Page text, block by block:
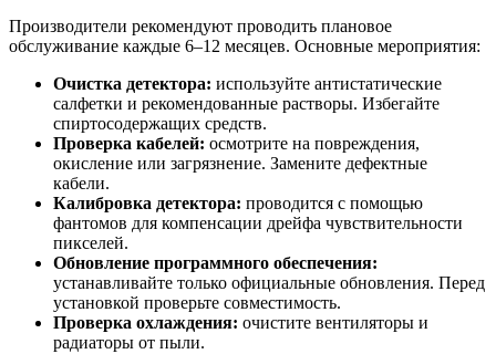
Производители рекомендуют проводить плановое
обслуживание каждые 6–12 месяцев. Основные мероприятия:
Очистка детектора: используйте антистатические
салфетки и рекомендованные растворы. Избегайте
спиртосодержащих средств.
Проверка кабелей: осмотрите на повреждения,
окисление или загрязнение. Замените дефектные
кабели.
Калибровка детектора: проводится с помощью
фантомов для компенсации дрейфа чувствительности
пикселей.
Обновление программного обеспечения:
устанавливайте только официальные обновления. Перед
установкой проверьте совместимость.
Проверка охлаждения: очистите вентиляторы и
радиаторы от пыли.